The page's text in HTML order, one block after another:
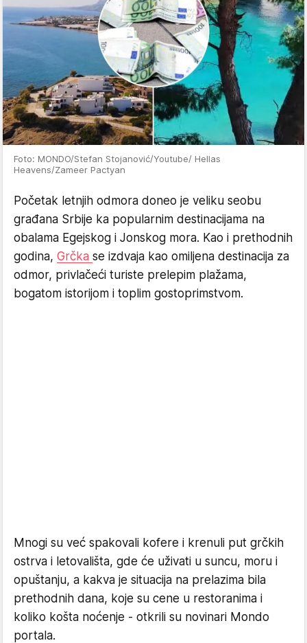
Foto: MONDO/Stefan Stojanović/Youtube/ Hellas
Heavens/Zameer Pactyan
Početak letnjih odmora doneo je veliku seobu
građana Srbije ka popularnim destinacijama na
obalama Egejskog i Jonskog mora. Kao i prethodnih
godina, Grčka se izdvaja kao omiljena destinacija za
odmor, privlačeći turiste prelepim plažama,
bogatom istorijom i toplim gostoprimstvom.
Mnogi su već spakovali kofere i krenuli put grčkih
ostrva i letovališta, gde će uživati u suncu, moru i
opuštanju, a kakva je situacija na prelazima bila
prethodnih dana, koje su cene u restoranima i
koliko košta noćenje - otkrili su novinari Mondo
portala.